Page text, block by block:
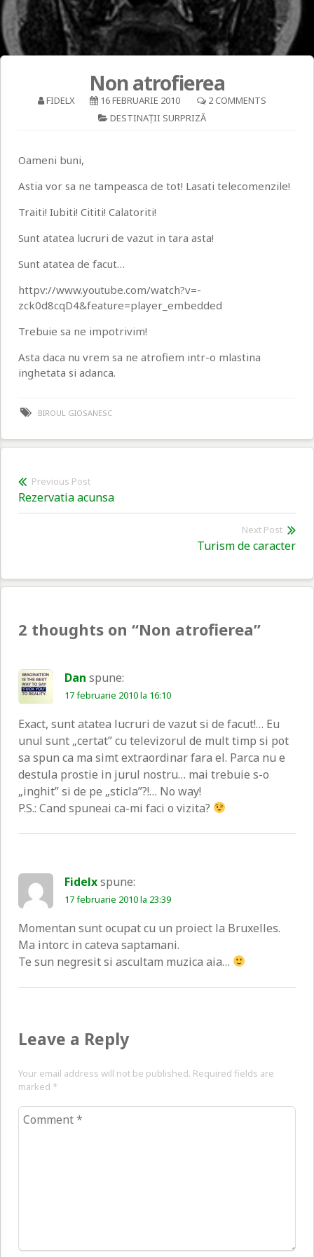
Non atrofierea
FIDELX 16 FEBRUARIE 2010
2 COMMENTS
DESTINAŢII SURPRIZĂ
Oameni buni,
Astia vor sa ne tampeasca de tot! Lasati telecomenzile!
Traiti! Iubiti! Cititi! Calatoriti!
Sunt atatea lucruri de vazut in tara asta!
Sunt atatea de facut…
httpv://www.youtube.com/watch?v=-
zck0d8cqD4&feature=player_embedded
Trebuie sa ne impotrivim!
Asta daca nu vrem sa ne atrofiem intr-o mlastina
inghetata si adanca.
BIROUL GIOSANESC
Navigare
în
Previous Post
Previous
post:
Rezervatia acunsa
Next Post
Turism de caracter
2 thoughts on “Non atrofierea”
Dan spune:
17 februarie 2010 la 16:10
Exact, sunt atatea lucruri de vazut si de facut!… Eu
unul sunt „certat” cu televizorul de mult timp si pot
sa spun ca ma simt extraordinar fara el. Parca nu e
destula prostie in jurul nostru… mai trebuie s-o
„inghit” si de pe „sticla”?!… No way!
P.S.: Cand spuneai ca-mi faci o vizita?
Fidelxspune:
17 februarie 2010 la 23:39
Momentan sunt ocupat cu un proiect la Bruxelles.
Ma intorc in cateva saptamani.
Te sun negresit si ascultam muzica aia…
Leave a Reply
Your email address will not be published. Required fields are
marked *
Comment